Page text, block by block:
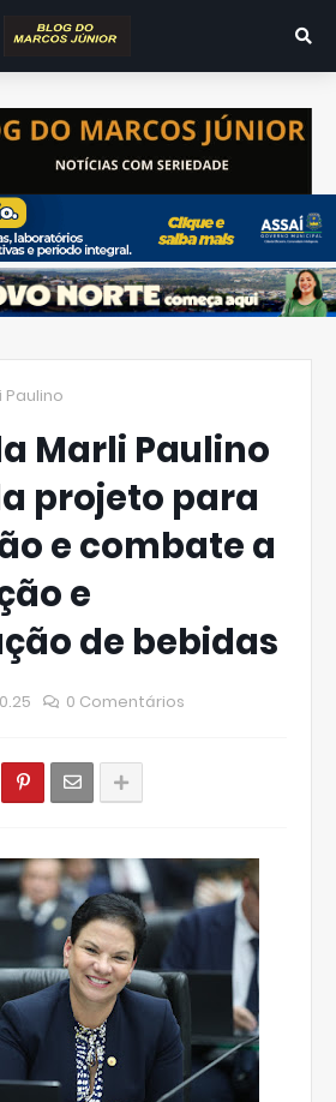
Paulino
Marli Paulino
projeto para
e combate a
e
de bebidas
0 Comentários